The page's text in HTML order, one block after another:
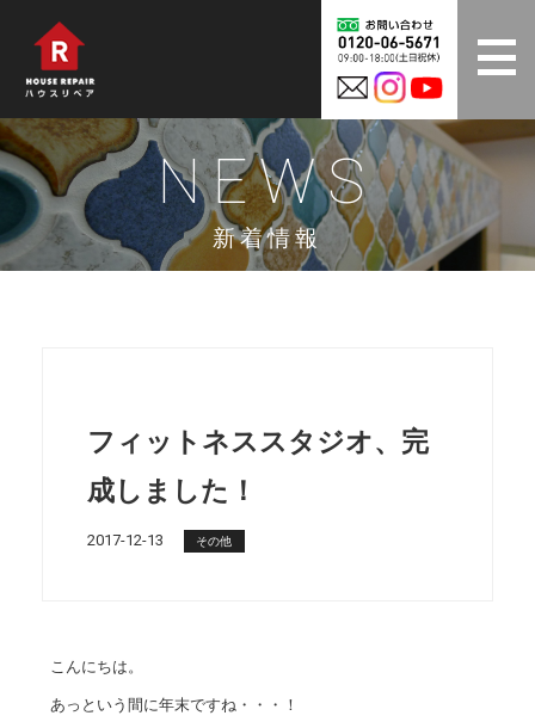
NEWS
新着情報
フィットネススタジオ、完
成しました！
2017-12-13 その他
こんにちは。
あっという間に年末ですね・・・！